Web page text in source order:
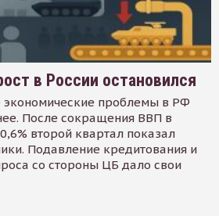
в России остановился
экономические проблемы в РФ
После сокращения ВВП в
второй квартал показал
Подавление кредитования и
со стороны ЦБ дало свои